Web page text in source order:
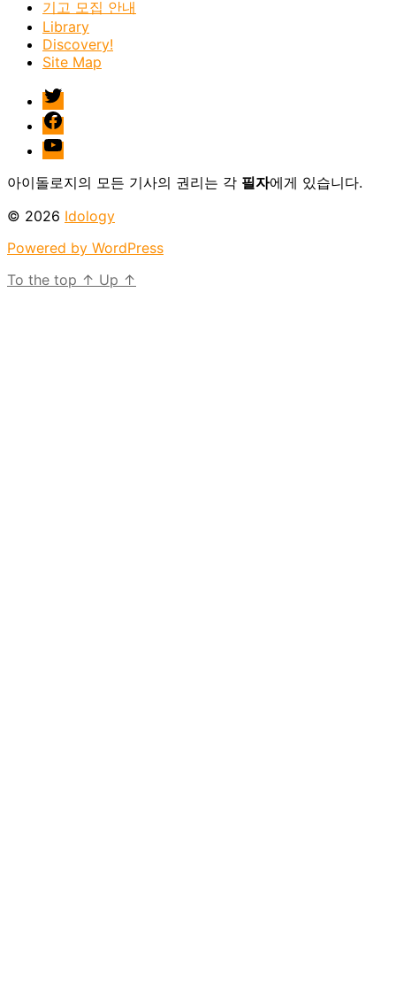
기고 모집 안내
Library
Discovery!
Site Map
twitter
facebook
Youtube
아이돌로지의 모든 기사의 권리는 각 필자에게 있습니다.
© 2026 Idology
Powered by WordPress
To the top ↑ Up ↑